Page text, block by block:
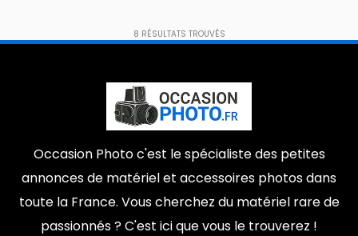
8 RÉSULTATS TROUVÉS
Occasion Photo c'est le spécialiste des petites
annonces de matériel et accessoires photos dans
toute la France. Vous cherchez du matériel rare de
passionnés ? C'est ici que vous le trouverez !